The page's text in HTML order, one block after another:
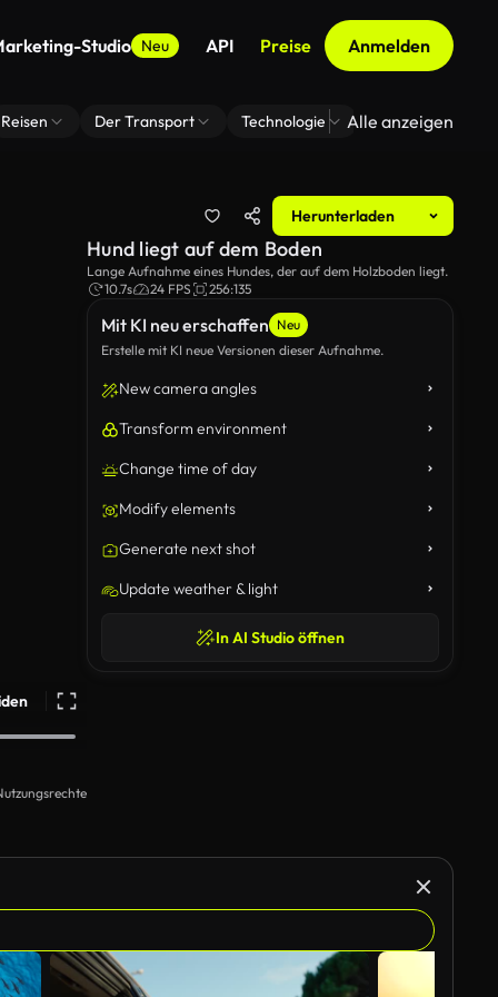
Studio Neu API Preise Anmelden
Reisen Der Transport Technologie Zoom Virtuelle
Alle anzeigen
Herunterladen
Mit KI neu erschaffen Neu
Erstelle mit KI neue Versionen dieser Aufnahme.
New camera angles
Transform environment
Change time of day
Modify elements
Generate next shot
Update weather & light
In AI Studio öffnen
Hund liegt auf dem Boden
Lange Aufnahme eines Hundes, der auf dem Holzboden liegt.
10.7s
24 FPS 256:135